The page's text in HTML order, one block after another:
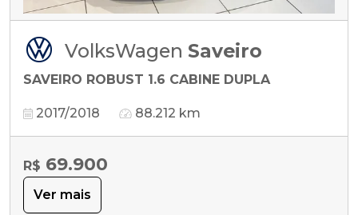
VolksWagen Saveiro
SAVEIRO ROBUST 1.6 CABINE DUPLA
2017/2018 88.212 km
R$ 69.900
Ver mais